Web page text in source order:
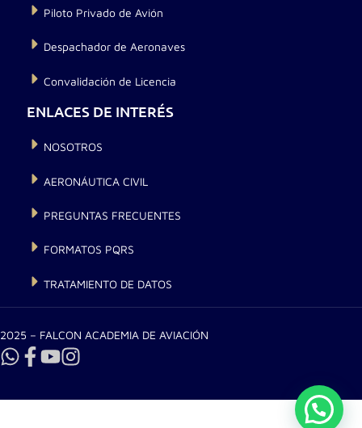
Piloto Privado de Avión
Despachador de Aeronaves
Convalidación de Licencia
ENLACES DE INTERÉS
NOSOTROS
AERONÁUTICA CIVIL
PREGUNTAS FRECUENTES
FORMATOS PQRS
TRATAMIENTO DE DATOS
2025 – FALCON ACADEMIA DE AVIACIÓN